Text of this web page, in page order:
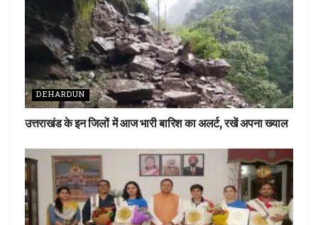
DEHARDUN
उत्तराखंड के इन जिलों में आज भारी बारिश का अलर्ट, रखें अपना ख्याल